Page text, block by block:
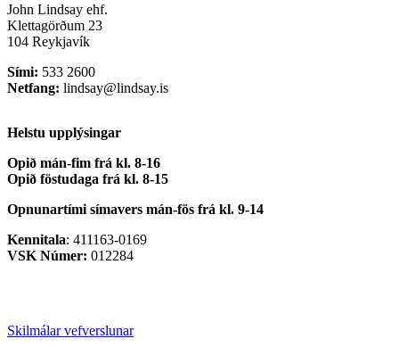
John Lindsay ehf.
Klettagörðum 23
104 Reykjavík
Sími: 533 2600
Netfang: lindsay@lindsay.is
Helstu upplýsingar
Opið mán-fim frá kl. 8-16
Opið föstudaga frá kl. 8-15
Opnunartími símavers mán-fös frá kl. 9-14
Kennitala: 411163-0169
VSK Númer: 012284
Skilmálar vefverslunar